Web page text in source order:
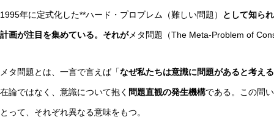
AI研究
1995年に定式化した**ハード・プロブレム（難しい問題） として知ら
計画が注目を集めている。それがメタ問題（The Meta-Problem of
メタ問題とは、一言で言えば「なぜ私たちは意識に問題があると考え
在論ではなく、意識について抱く 問題直観の発生機構である。この問
とって、それぞれ異なる意味をもつ。